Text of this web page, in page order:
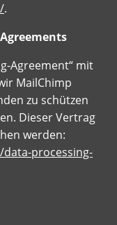
.
Agreement“ mit
MailChimp
zu schützen
Dieser Vertrag
werden:
processing-